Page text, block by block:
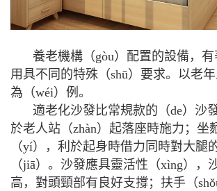
養老機構（gòu）配置的設備，
用具不同的特殊（shū）要求。以老
為（wéi）例。
適老化沙發比常規款的（de）沙
於老人站（zhàn）起落座時施力；坐
（yí），利於起身時借力同時對大腿
（jiā）。沙發應具靈活性（xìng），
高，對頭頸部有良好支撐；扶手（